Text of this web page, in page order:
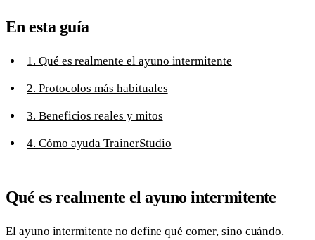
En esta guía
1. Qué es realmente el ayuno intermitente
2. Protocolos más habituales
3. Beneficios reales y mitos
4. Cómo ayuda TrainerStudio
Qué es realmente el ayuno intermitente
El ayuno intermitente no define qué comer, sino cuándo.